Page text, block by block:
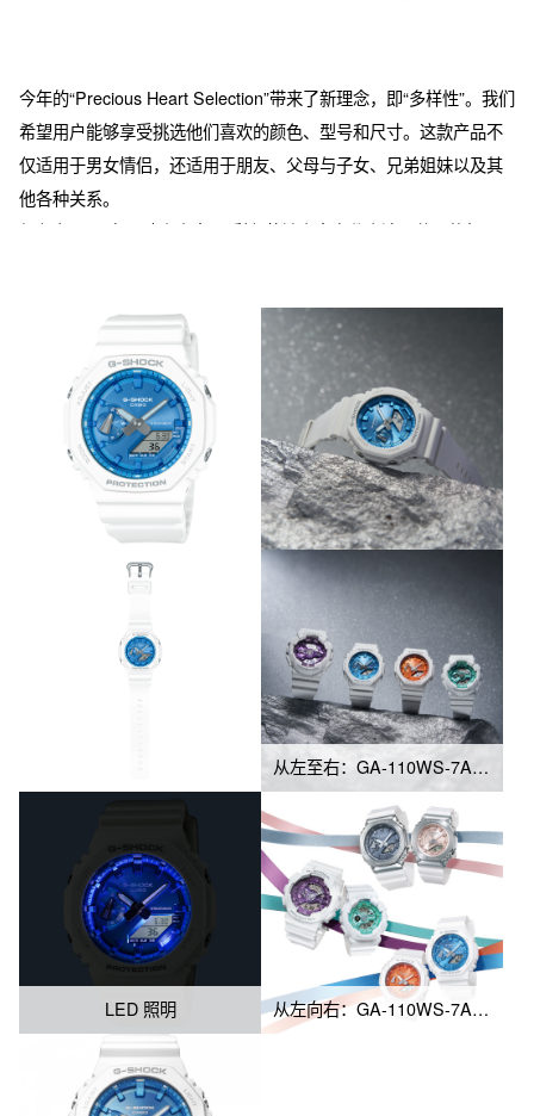
今年的“Precious Heart Selection”带来了新理念，即“多样性”。我们
希望用户能够享受挑选他们喜欢的颜色、型号和尺寸。这款产品不
仅适用于男女情侣，还适用于朋友、父母与子女、兄弟姐妹以及其
他各种关系。
颜色主题是“冬日璀璨表盘”，彩色蒸镀表盘充分表达了节日的氛围。
小设计，以营造系列的统一感和独特感。
从左至右：GA-110WS-7A、GA-2100WS-7A、GMA-S2100WS-7A、BA-110XWS-7A
LED 照明 从左向右：GA-110WS-7A、BA-110XWS-7A、GM-2100WS-7A、GM-S2100WS-7A、GMA-S2100WS-7A、GA-2100WS-7A